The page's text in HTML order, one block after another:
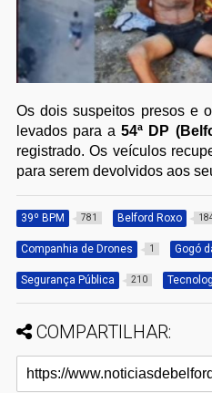
Os dois suspeitos presos e
levados para a54ª DP
registrado. Os veículos
para serem devolvidos aos
39º BPM 781 Belford Roxo
Companhia de Drones 1 Gogó
Segurança Pública 210
COMPARTILHAR: